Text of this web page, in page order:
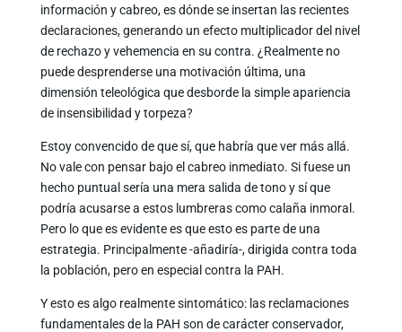
información y cabreo, es dónde se insertan las recientes
declaraciones, generando un efecto multiplicador del nivel
de rechazo y vehemencia en su contra. ¿Realmente no
puede desprenderse una motivación última, una
dimensión teleológica que desborde la simple apariencia
de insensibilidad y torpeza?
Estoy convencido de que sí, que habría que ver más allá.
No vale con pensar bajo el cabreo inmediato. Si fuese un
hecho puntual sería una mera salida de tono y sí que
podría acusarse a estos lumbreras como calaña inmoral.
Pero lo que es evidente es que esto es parte de una
estrategia. Principalmente -añadiría-, dirigida contra toda
la población, pero en especial contra la PAH.
Y esto es algo realmente sintomático: las reclamaciones
fundamentales de la PAH son de carácter conservador,